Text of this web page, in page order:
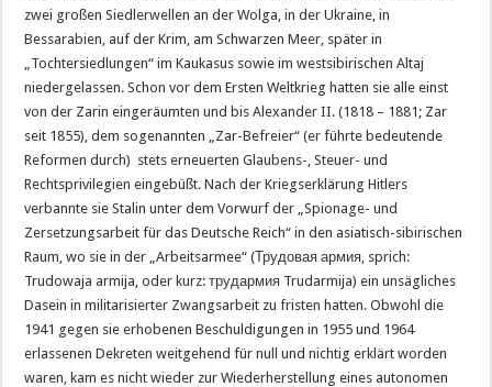
zwei großen Siedlerwellen an der Wolga, in der Ukraine, in
Bessarabien, auf der Krim, am Schwarzen Meer, später in
„Tochtersiedlungen“ im Kaukasus sowie im westsibirischen Altaj
niedergelassen. Schon vor dem Ersten Weltkrieg hatten sie alle einst
von der Zarin eingeräumten und bis Alexander II. (1818 – 1881; Zar
seit 1855), dem sogenannten „Zar-Befreier“ (er führte bedeutende
Reformen durch) stets erneuerten Glaubens-, Steuer- und
Rechtsprivilegien eingebüßt. Nach der Kriegserklärung Hitlers
verbannte sie Stalin unter dem Vorwurf der „Spionage- und
Zersetzungsarbeit für das Deutsche Reich“ in den asiatisch-sibirischen
Raum, wo sie in der „Arbeitsarmee“ (Трудовая армия, sprich:
Trudowaja armija, oder kurz: трудармия Trudarmija) ein unsägliches
Dasein in militarisierter Zwangsarbeit zu fristen hatten. Obwohl die
1941 gegen sie erhobenen Beschuldigungen in 1955 und 1964
erlassenen Dekreten weitgehend für null und nichtig erklärt worden
waren, kam es nicht wieder zur Wiederherstellung eines autonomen